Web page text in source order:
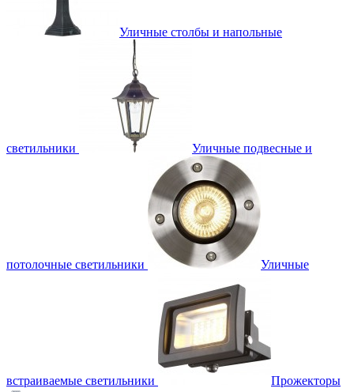
Уличные столбы и напольные
светильники Уличные подвесные и
потолочные светильники Уличные
встраиваемые светильники
Прожекторы